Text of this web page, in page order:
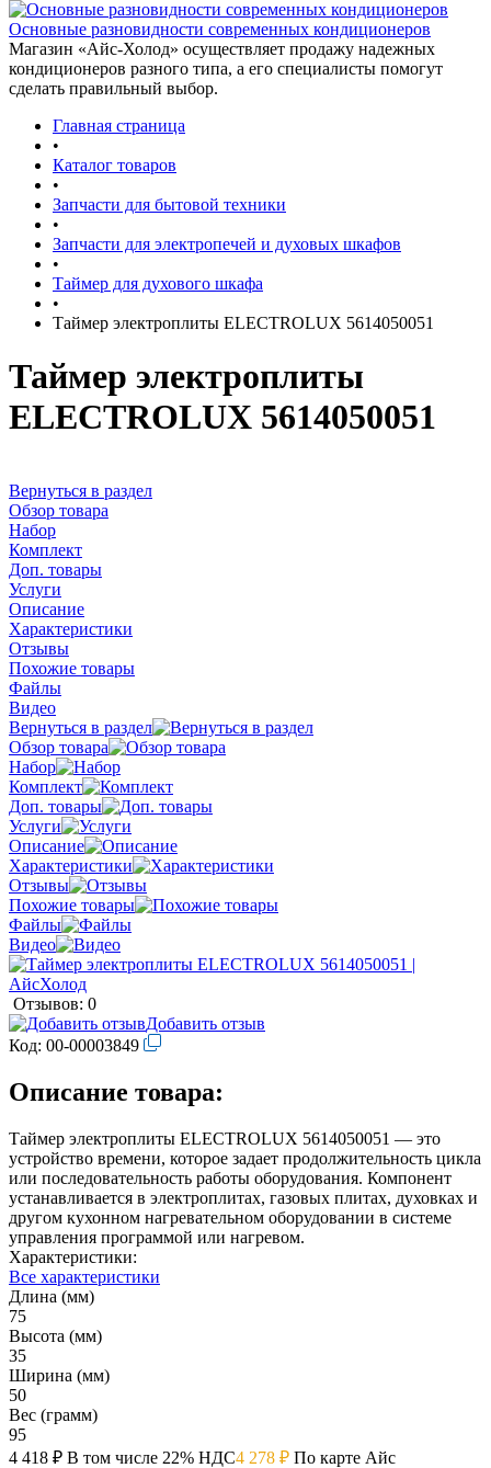
Основные разновидности современных кондиционеров
Магазин «Айс-Холод» осуществляет продажу надежных
кондиционеров разного типа, а его специалисты помогут
сделать правильный выбор.
Главная страница
•
Каталог товаров
•
Запчасти для бытовой техники
•
Запчасти для электропечей и духовых шкафов
•
Таймер для духового шкафа
•
Таймер электроплиты ELECTROLUX 5614050051
Таймер электроплиты
ELECTROLUX 5614050051
Вернуться в раздел
Обзор товара
Набор
Комплект
Доп. товары
Услуги
Описание
Характеристики
Отзывы
Похожие товары
Файлы
Видео
Вернуться в раздел
Обзор товара
Набор
Комплект
Доп. товары
Услуги
Описание
Характеристики
Отзывы
Похожие товары
Файлы
Видео
Отзывов: 0
Добавить отзыв
Код: 00-00003849
Описание товара:
Таймер электроплиты ELECTROLUX 5614050051 — это
устройство времени, которое задает продолжительность цикла
или последовательность работы оборудования. Компонент
устанавливается в электроплитах, газовых плитах, духовках и
другом кухонном нагревательном оборудовании в системе
управления программой или нагревом.
Характеристики:
Все характеристики
Длина (мм)
75
Высота (мм)
35
Ширина (мм)
50
Вес (грамм)
95
4 418 ₽ В том числе 22% НДС4 278 ₽ По карте Айс